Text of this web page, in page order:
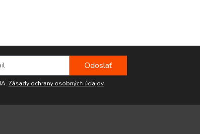
Zásady ochrany osobných údajov